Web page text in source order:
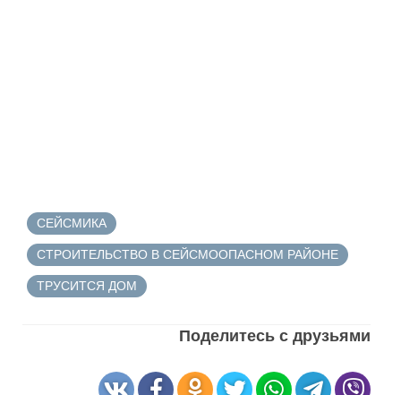
СЕЙСМИКА
СТРОИТЕЛЬСТВО В СЕЙСМООПАСНОМ РАЙОНЕ
ТРУСИТСЯ ДОМ
Поделитесь с друзьями